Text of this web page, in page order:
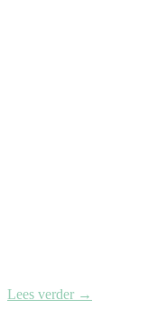
Lees verder →